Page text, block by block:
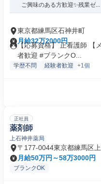
ご興味のある方歓迎✨残業ゼ...
東京都練馬区石神井町
月給32万2000円
【応募資格】 正看護師 【
者歓迎 #ブランクO...
学歴不問 経験者歓迎 +1個
正社員
薬剤師
上石神井薬局
〒177-0044東京都練馬区
月給50万円～58万3000円
ブランクOK